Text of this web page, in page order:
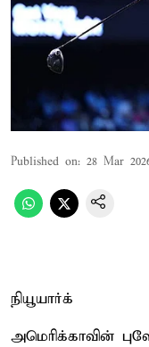
Published on: 28 Mar
நியூயார்க்
அமெரிக்காவின்